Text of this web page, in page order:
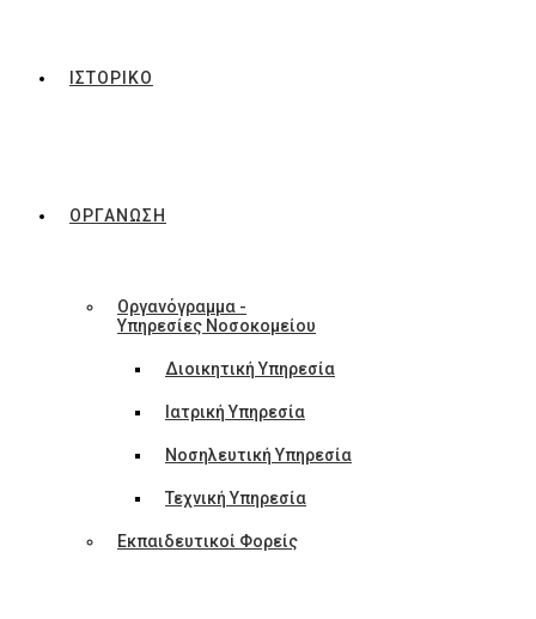
ΙΣΤΟΡΙΚΟ
ΟΡΓΑΝΩΣΗ
Οργανόγραμμα -
Υπηρεσίες Νοσοκομείου
Διοικητική Υπηρεσία
Ιατρική Υπηρεσία
Νοσηλευτική Υπηρεσία
Τεχνική Υπηρεσία
Εκπαιδευτικοί Φορείς